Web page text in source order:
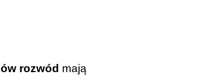
rozwód mają